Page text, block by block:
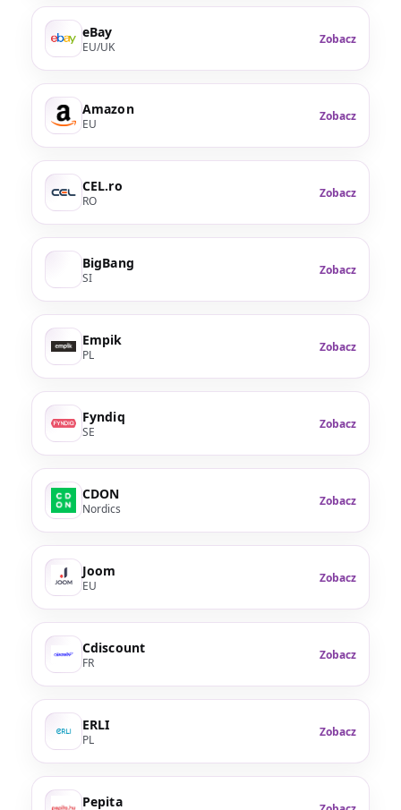
eBay
EU/UK
Zobacz
Amazon
EU
Zobacz
CEL.ro
RO
Zobacz
BigBang
SI
Zobacz
Empik
PL
Zobacz
Fyndiq
SE
Zobacz
CDON
Nordics
Zobacz
Joom
EU
Zobacz
Cdiscount
FR
Zobacz
ERLI
PL
Zobacz
Pepita